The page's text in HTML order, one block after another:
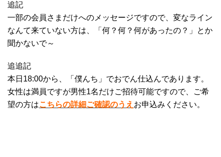
追記
一部の会員さまだけへのメッセージですので、変なライン
なんて来ていない方は、「何？何？何があったの？」とか
聞かないで～
追追記
本日18:00から、「僕んち」でおでん仕込んであります。
女性は満員ですが男性1名だけご招待可能ですので、ご希
望の方はこちらの詳細ご確認のうえ お申込みください。